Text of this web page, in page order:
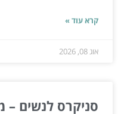
קרא עוד »
אוג 08, 2026
סניקרס לנשים –